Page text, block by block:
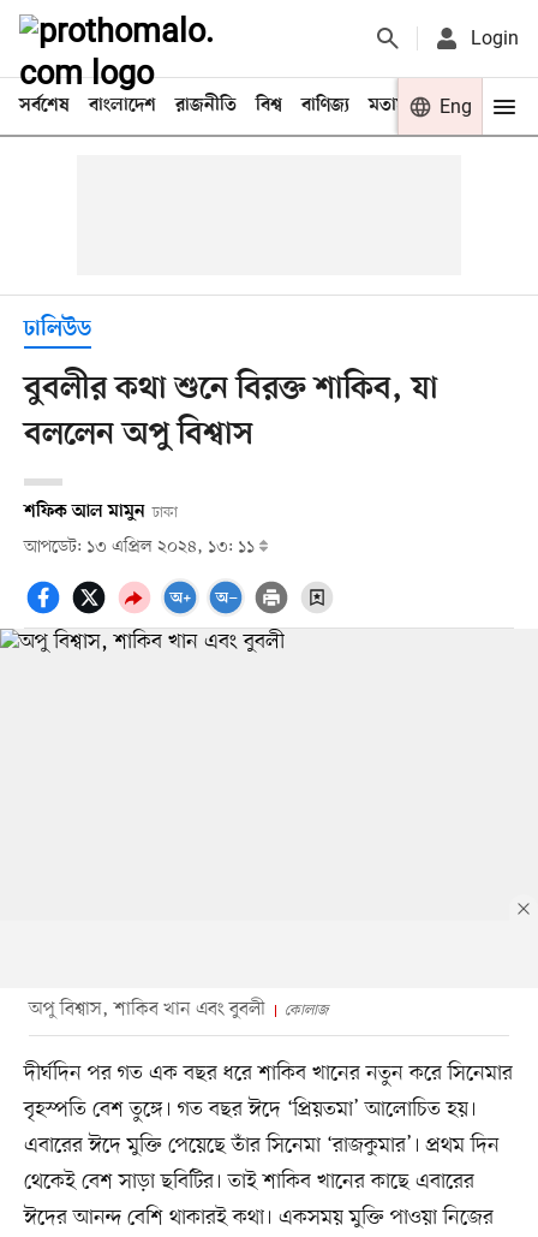
Login
সর্বশেষ বাংলাদেশ রাজনীতি বিশ্ব বাণিজ্য মতামত খেলা
Eng
ঢালিউড
বুবলীর কথা শুনে বিরক্ত শাকিব, যা
বললেন অপু বিশ্বাস
শফিক আল মামুন ঢাকা
আপডেট: ১৩ এপ্রিল ২০২৪, ১৩: ১১
অপু বিশ্বাস, শাকিব খান এবং বুবলী কোলাজ
দীর্ঘদিন পর গত এক বছর ধরে শাকিব খানের নতুন করে সিনেমার
বৃহস্পতি বেশ তুঙ্গে। গত বছর ঈদে ‘প্রিয়তমা’ আলোচিত হয়।
এবারের ঈদে মুক্তি পেয়েছে তাঁর সিনেমা ‘রাজকুমার’। প্রথম দিন
থেকেই বেশ সাড়া ছবিটির। তাই শাকিব খানের কাছে এবারের
ঈদের আনন্দ বেশি থাকারই কথা। একসময় মুক্তি পাওয়া নিজের